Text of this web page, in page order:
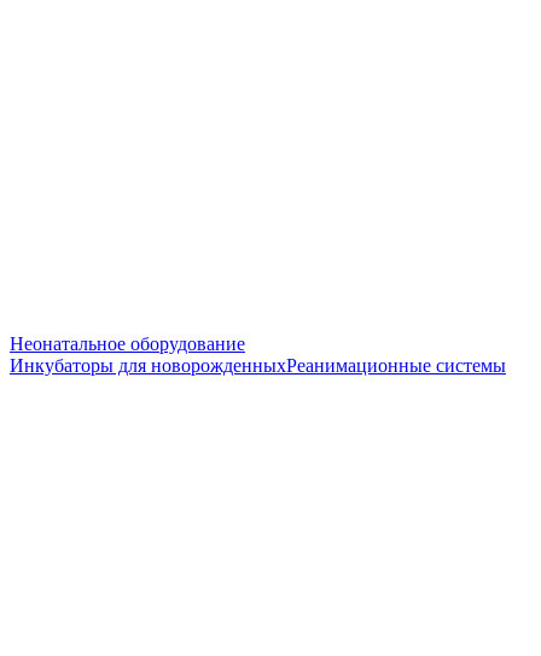
Неонатальное оборудование
Инкубаторы для новорожденныхРеанимационные системы